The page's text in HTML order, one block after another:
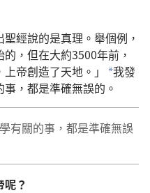
經說的是真理。舉個例，
，但在大約3500年前，
帝創造了天地。」
*我發
，都是準確無誤的。
有關的事，都是準確無誤
？